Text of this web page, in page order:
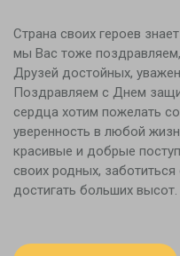
Страна своих героев
мы Вас тоже
Друзей достойных,
Поздравляем с Днем
сердца хотим пожелать
уверенность в любой
красивые и добрые
своих родных,
достигать больших высот.